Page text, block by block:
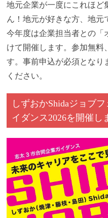
地元企業が一度にこれほど
ん！地元が好きな方、地元
今年度は企業担当者との「
けて開催します。参加無料
す。事前申込が必須となり
ください。
しずおかShidaジョブ
イダンス2026を開催し